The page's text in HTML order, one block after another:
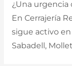
¿Una urgencia
En Cerrajería
sigue activo
Sabadell,